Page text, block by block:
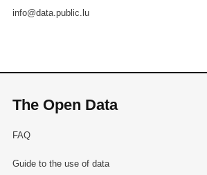
info@data.public.lu
The Open Data
FAQ
Guide to the use of data